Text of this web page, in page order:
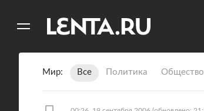
Мир Все Политика Общество